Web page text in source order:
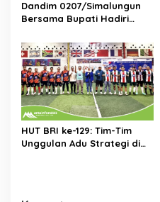
Dandim 0207/Simalungun
Bersama Bupati Hadiri
Rally Fia Asia Fasific Rally
Championship
HUT BRI ke-129: Tim-Tim
Unggulan Adu Strategi di